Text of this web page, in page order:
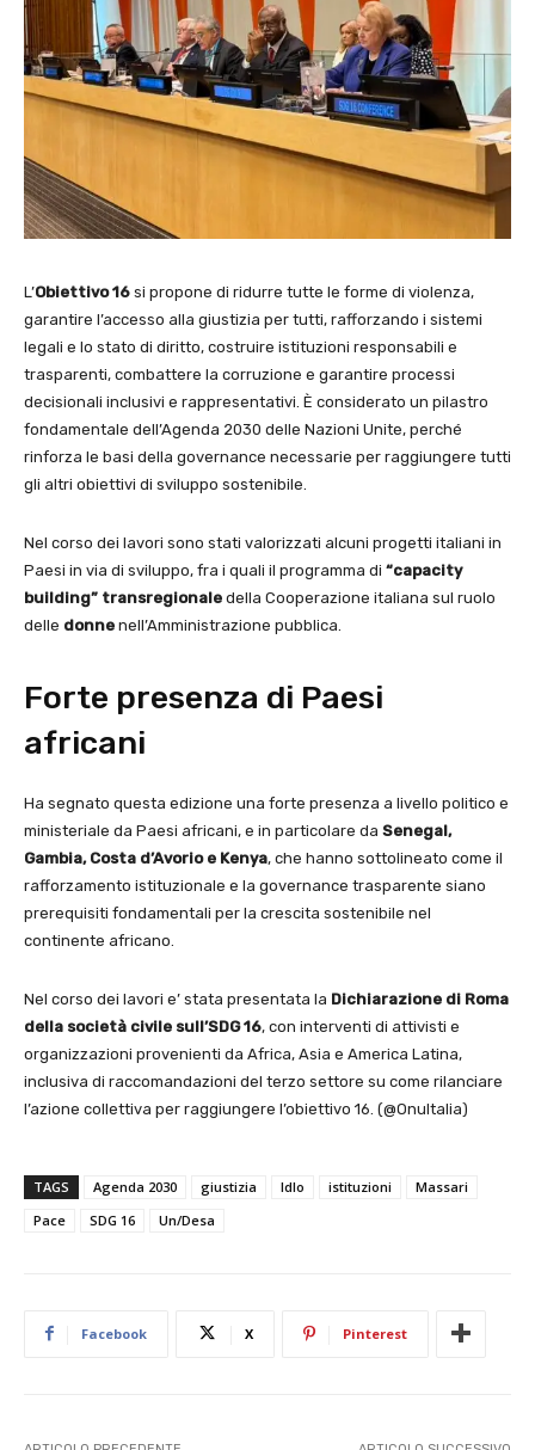
L’Obiettivo 16 si propone di ridurre tutte le forme di violenza,
garantire l’accesso alla giustizia per tutti, rafforzando i sistemi
legali e lo stato di diritto, costruire istituzioni responsabili e
trasparenti, combattere la corruzione e garantire processi
decisionali inclusivi e rappresentativi. È considerato un pilastro
fondamentale dell’Agenda 2030 delle Nazioni Unite, perché
rinforza le basi della governance necessarie per raggiungere tutti
gli altri obiettivi di sviluppo sostenibile.
Nel corso dei lavori sono stati valorizzati alcuni progetti italiani in
Paesi in via di sviluppo, fra i quali il programma di “capacity
building” transregionale della Cooperazione italiana sul ruolo
delle donne nell’Amministrazione pubblica.
Forte presenza di Paesi
africani
Ha segnato questa edizione una forte presenza a livello politico e
ministeriale da Paesi africani, e in particolare da Senegal,
Gambia, Costa d’Avorio e Kenya, che hanno sottolineato come il
rafforzamento istituzionale e la governance trasparente siano
prerequisiti fondamentali per la crescita sostenibile nel
continente africano.
Nel corso dei lavori e’ stata presentata la Dichiarazione di Roma
della società civile sull’SDG 16, con interventi di attivisti e
organizzazioni provenienti da Africa, Asia e America Latina,
inclusiva di raccomandazioni del terzo settore su come rilanciare
l’azione collettiva per raggiungere l’obiettivo 16. (@OnuItalia)
TAGS Agenda 2030 giustizia Idlo istituzioni
Massari
Pace
SDG 16 Un/Desa
Facebook X Pinterest